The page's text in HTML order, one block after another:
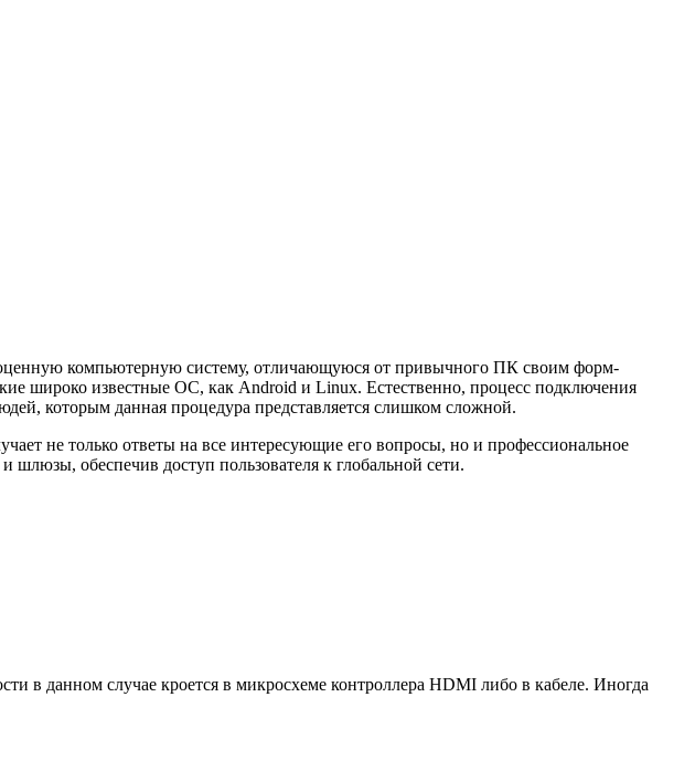
компьютерную систему, отличающуюся от привычного ПК своим форм-
широко известные ОС, как Android и Linux. Естественно, процесс подключения
которым данная процедура представляется слишком сложной.
не только ответы на все интересующие его вопросы, но и профессиональное
шлюзы, обеспечив доступ пользователя к глобальной сети.
в данном случае кроется в микросхеме контроллера HDMI либо в кабеле. Иногда